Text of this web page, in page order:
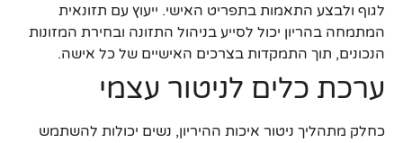
לגוף ולבצע התאמות בתפריט האישי. ייעוץ עם תזונאית
המתמחה בהריון יכול לסייע בניהול התזונה ובחירת המזונות
הנכונים, תוך התמקדות בצרכים האישיים של כל אישה.
ערכת כלים לניטור עצמי
כחלק מתהליך ניטור איכות ההיריון, נשים יכולות להשתמש